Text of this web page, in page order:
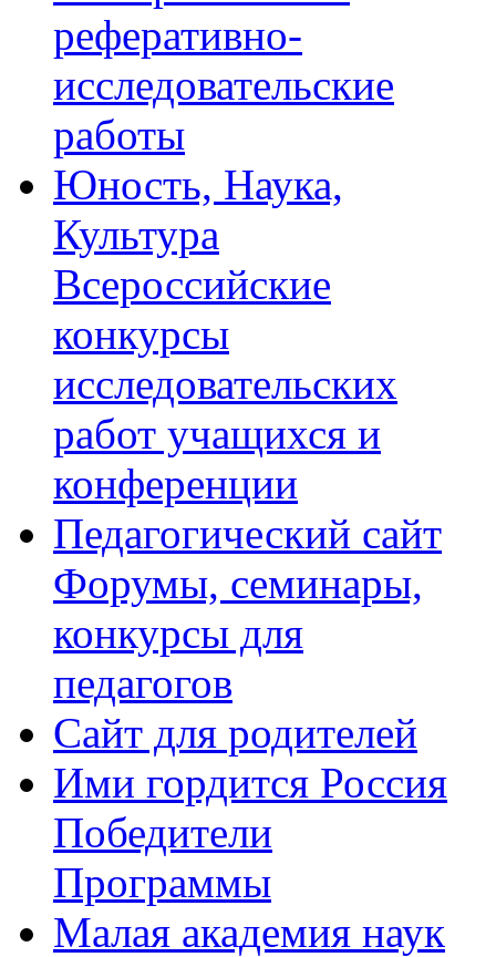
реферативно-
исследовательские
работы
Юность, Наука,
Культура
Всероссийские
конкурсы
исследовательских
работ учащихся и
конференции
Педагогический сайт
Форумы, семинары,
конкурсы для
педагогов
Сайт для родителей
Ими гордится Россия
Победители
Программы
Малая академия наук